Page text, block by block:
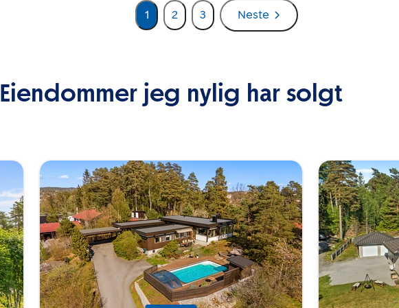
1 2 3 Neste
Eiendommer jeg nylig har solgt